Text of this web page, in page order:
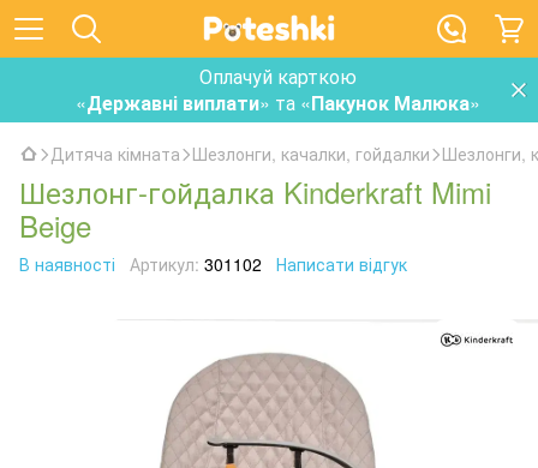
Оплачуй карткою
«Державні виплати» та «Пакунок Малюка»
Дитяча кімната Шезлонги, качалки, гойдалки Шезлонги,
Шезлонг-гойдалка Kinderkraft Mimi
Beige
В наявності Артикул: 301102 Написати відгук